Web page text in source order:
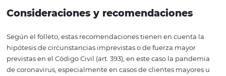
tanto, lasreservas de hoteltambién están
El cliente que realizó reservas a través de agencias de
compañías aéreas que hacen negocios en Brasil -en
virtual, en moneda nacional y en portugués-, podrá